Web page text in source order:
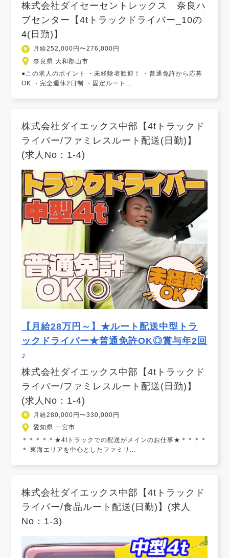
株式会社ダイセーセントレックス 奈良ハ
ブセンター【4tトラックドライバー_10の
4(日勤)】
月給252,000円〜276,000円
奈良県 大和郡山市
●この求人のポイント ・未経験者歓迎！ ・普通免許から応募
OK ・完全週休2日制 ・固定ルート...
株式会社ダイエックス中部【4tトラックド
ライバー/ファミレスルート配送(日勤)】
(求人No：1-4)
【月給28万円～】★ルート配送中型トラ
ックドライバー★普通免許OK◎賞与年2回
♪
株式会社ダイエックス中部【4tトラックド
ライバー/ファミレスルート配送(日勤)】
(求人No：1-4)
月給280,000円〜330,000円
愛知県 一宮市
＊＊＊＊＊★4tトラックでの配送がメインのお仕事★＊＊＊＊
＊ 東海エリアを中心としたファミリ...
株式会社ダイエックス中部【4tトラックド
ライバー/食品ルート配送(日勤)】(求人
No：1-3)